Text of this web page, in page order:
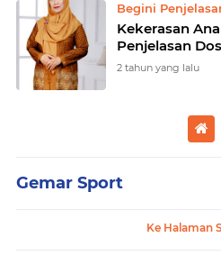
Begini
Kekerasan
Penjelasan
2 tahun yang lalu
Gemar Sport
Ke Halaman